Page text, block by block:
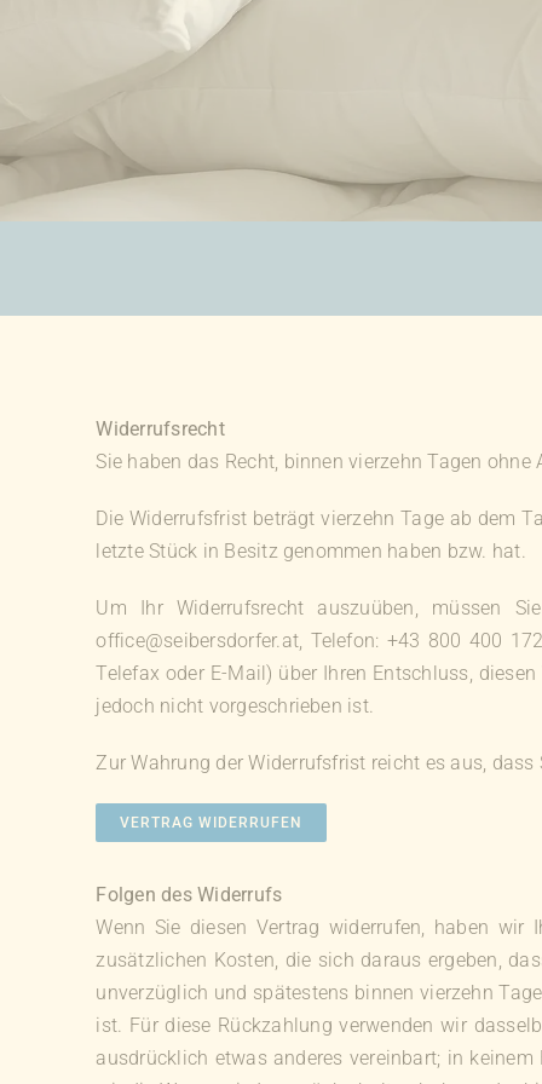
Widerrufsrecht
Sie haben das Recht, binnen vierzehn Tagen
Die Widerrufsfrist beträgt vierzehn Tage ab dem
letzte Stück in Besitz genommen haben bzw. hat.
Um Ihr Widerrufsrecht auszuüben, müssen
office@seibersdorfer.at, Telefon: +43 800 400
Telefax oder E-Mail) über Ihren Entschluss,
jedoch nicht vorgeschrieben ist.
Zur Wahrung der Widerrufsfrist reicht es aus,
VERTRAG WIDERRUFEN
Folgen des Widerrufs
Wenn Sie diesen Vertrag widerrufen, haben
zusätzlichen Kosten, die sich daraus ergeben,
unverzüglich und spätestens binnen vierzehn
ist. Für diese Rückzahlung verwenden wir
ausdrücklich etwas anderes vereinbart; in